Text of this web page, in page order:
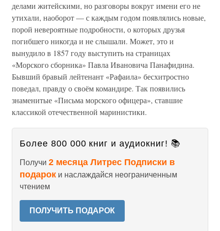
делами житейскими, но разговоры вокруг имени его не
утихали, наоборот — с каждым годом появлялись новые,
порой невероятные подробности, о которых друзья
погибшего никогда и не слышали. Может, это и
вынудило в 1857 году выступить на страницах
«Морского сборника» Павла Ивановича Панафидина.
Бывший бравый лейтенант «Рафаила» бесхитростно
поведал, правду о своём командире. Так появились
знаменитые «Письма морского офицера», ставшие
классикой отечественной маринистики.
Более 800 000 книг и аудиокниг! 📚
Получи 2 месяца Литрес Подписки в
подарок и наслаждайся неограниченным
чтением
ПОЛУЧИТЬ ПОДАРОК